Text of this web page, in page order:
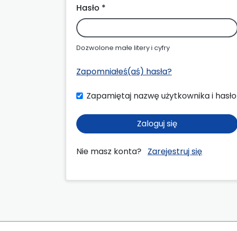
Hasło *
Dozwolone małe litery i cyfry
Zapomniałeś(aś) hasła?
Zapamiętaj nazwę użytkownika i hasło
Zaloguj się
Nie masz konta? Zarejestruj się